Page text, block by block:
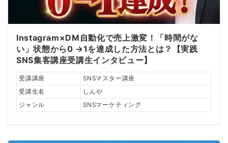
Instagram×DM自動化で売上激変！「時間がな
い」状態から0 →1を達成した方法とは？【実践
SNS集客講座受講生インタビュー】
受講講座
SNSマスター講座
受講生名
しんや
ジャンル
SNSマーケティング